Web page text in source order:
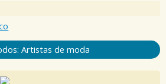
Artistas de moda